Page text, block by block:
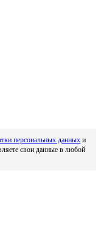
персональных данных и
свои данные в любой